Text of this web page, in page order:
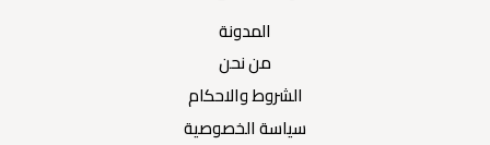
المدونة
من نحن
الشروط والاحكام
سياسة الخصوصية